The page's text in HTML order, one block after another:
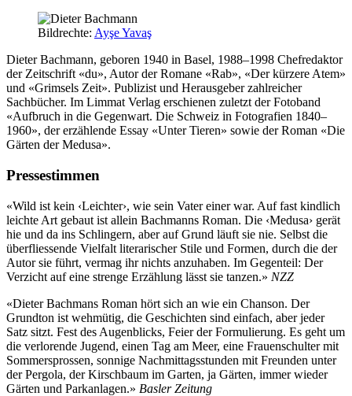
Bildrechte: Ayşe Yavaş
Dieter Bachmann, geboren 1940 in Basel, 1988–1998 Chefredaktor
der Zeitschrift «du», Autor der Romane «Rab», «Der kürzere Atem»
und «Grimsels Zeit». Publizist und Herausgeber zahlreicher
Sachbücher. Im Limmat Verlag erschienen zuletzt der Fotoband
«Aufbruch in die Gegenwart. Die Schweiz in Fotografien 1840–
1960», der erzählende Essay «Unter Tieren» sowie der Roman «Die
Gärten der Medusa».
Pressestimmen
«Wild ist kein ‹Leichter›, wie sein Vater einer war. Auf fast kindlich
leichte Art gebaut ist allein Bachmanns Roman. Die ‹Medusa› gerät
hie und da ins Schlingern, aber auf Grund läuft sie nie. Selbst die
überfliessende Vielfalt literarischer Stile und Formen, durch die der
Autor sie führt, vermag ihr nichts anzuhaben. Im Gegenteil: Der
Verzicht auf eine strenge Erzählung lässt sie tanzen.» NZZ
«Dieter Bachmans Roman hört sich an wie ein Chanson. Der
Grundton ist wehmütig, die Geschichten sind einfach, aber jeder
Satz sitzt. Fest des Augenblicks, Feier der Formulierung. Es geht um
die verlorende Jugend, einen Tag am Meer, eine Frauenschulter mit
Sommersprossen, sonnige Nachmittagsstunden mit Freunden unter
der Pergola, der Kirschbaum im Garten, ja Gärten, immer wieder
Gärten und Parkanlagen.» Basler Zeitung